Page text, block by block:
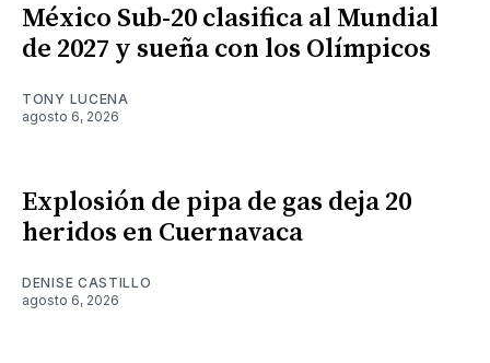
México Sub-20 clasifica al Mundial
de 2027 y sueña con los Olímpicos
TONY LUCENA
agosto 6, 2026
Explosión de pipa de gas deja 20
heridos en Cuernavaca
DENISE CASTILLO
agosto 6, 2026